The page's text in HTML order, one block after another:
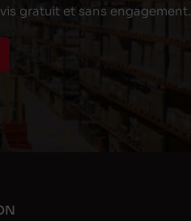
gratuit et sans engagement.